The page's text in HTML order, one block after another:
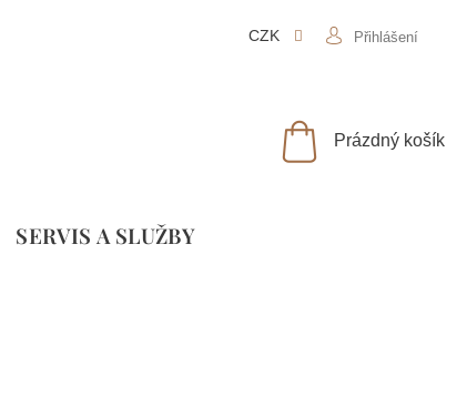
CZK Přihlášení
NÁKUPNÍ
Prázdný košík
SLUŽBY